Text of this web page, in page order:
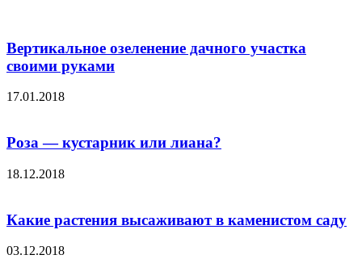
Вертикальное озеленение дачного участка
своими руками
17.01.2018
Роза — кустарник или лиана?
18.12.2018
Какие растения высаживают в каменистом саду
03.12.2018